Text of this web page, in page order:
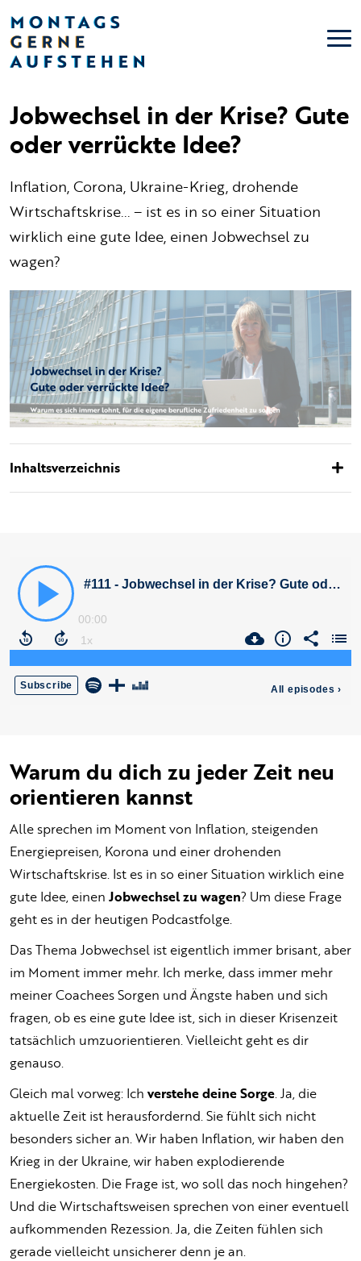
Jobwechsel in der Krise? Gute
oder verrückte Idee?
Inflation, Corona, Ukraine-Krieg, drohende
Wirtschaftskrise... – ist es in so einer Situation
wirklich eine gute Idee, einen Jobwechsel zu
wagen?
Inhaltsverzeichnis
Warum du dich zu jeder Zeit neu
orientieren kannst
Alle sprechen im Moment von Inflation, steigenden
Energiepreisen, Korona und einer drohenden
Wirtschaftskrise. Ist es in so einer Situation wirklich eine
gute Idee, einen Jobwechsel zu wagen? Um diese Frage
geht es in der heutigen Podcastfolge.
Das Thema Jobwechsel ist eigentlich immer brisant, aber
im Moment immer mehr. Ich merke, dass immer mehr
meiner Coachees Sorgen und Ängste haben und sich
fragen, ob es eine gute Idee ist, sich in dieser Krisenzeit
tatsächlich umzuorientieren. Vielleicht geht es dir
genauso.
Gleich mal vorweg: Ich verstehe deine Sorge . Ja, die
aktuelle Zeit ist herausfordernd. Sie fühlt sich nicht
besonders sicher an. Wir haben Inflation, wir haben den
Krieg in der Ukraine, wir haben explodierende
Energiekosten. Die Frage ist, wo soll das noch hingehen?
Und die Wirtschaftsweisen sprechen von einer eventuell
aufkommenden Rezession. Ja, die Zeiten fühlen sich
gerade vielleicht unsicherer denn je an.